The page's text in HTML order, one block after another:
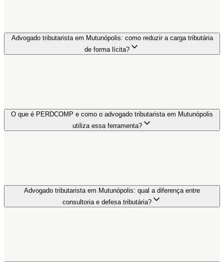
Advogado tributarista em Mutunópolis: como reduzir a carga tributária
de forma lícita?
O que é PERDCOMP e como o advogado tributarista em Mutunópolis
utiliza essa ferramenta?
Advogado tributarista em Mutunópolis: qual a diferença entre
consultoria e defesa tributária?